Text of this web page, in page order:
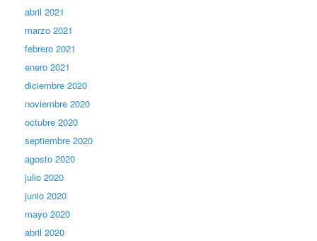
abril 2021
marzo 2021
febrero 2021
enero 2021
diciembre 2020
noviembre 2020
octubre 2020
septiembre 2020
agosto 2020
julio 2020
junio 2020
mayo 2020
abril 2020